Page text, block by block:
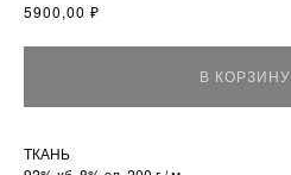
5900,00 ₽
В КОРЗИНУ
ТКАНЬ